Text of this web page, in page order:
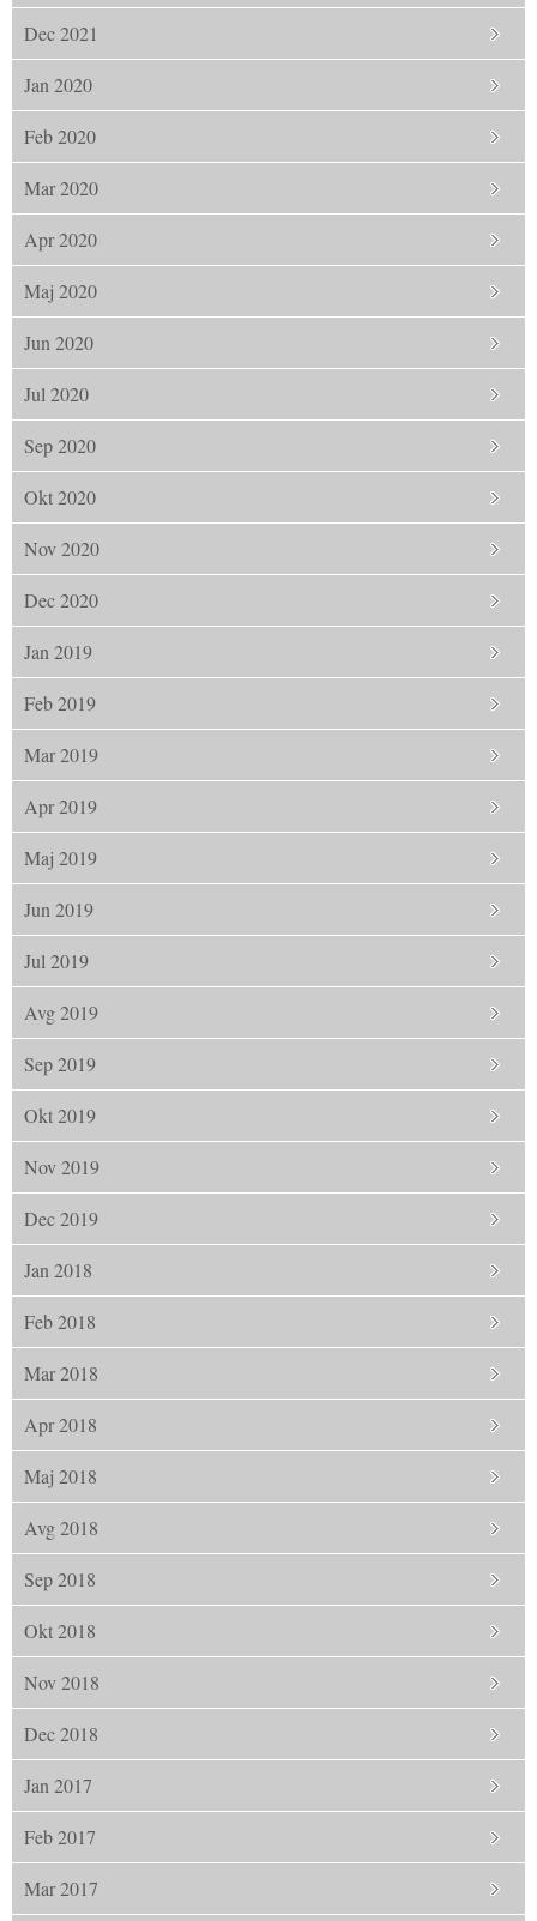
Dec 2021
Jan 2020
Feb 2020
Mar 2020
Apr 2020
Maj 2020
Jun 2020
Jul 2020
Sep 2020
Okt 2020
Nov 2020
Dec 2020
Jan 2019
Feb 2019
Mar 2019
Apr 2019
Maj 2019
Jun 2019
Jul 2019
Avg 2019
Sep 2019
Okt 2019
Nov 2019
Dec 2019
Jan 2018
Feb 2018
Mar 2018
Apr 2018
Maj 2018
Avg 2018
Sep 2018
Okt 2018
Nov 2018
Dec 2018
Jan 2017
Feb 2017
Mar 2017